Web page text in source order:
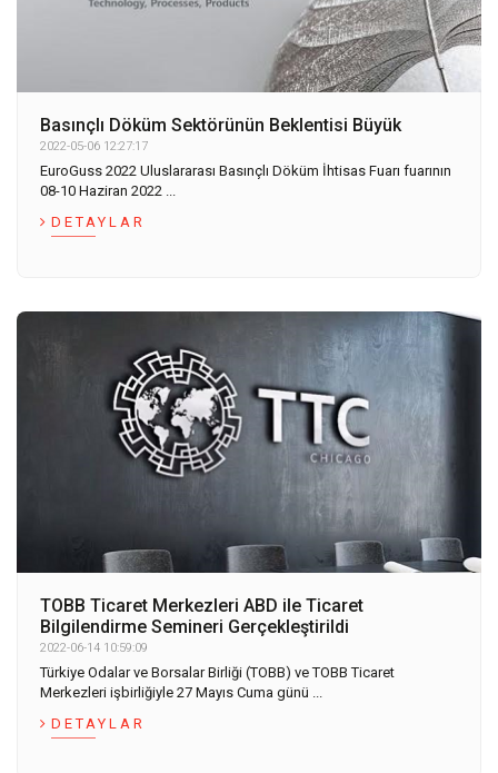
Basınçlı Döküm Sektörünün Beklentisi Büyük
2022-05-06 12:27:17
EuroGuss 2022 Uluslararası Basınçlı Döküm İhtisas Fuarı fuarının
08-10 Haziran 2022 ...
DETAYLAR
TOBB Ticaret Merkezleri ABD ile Ticaret
Bilgilendirme Semineri Gerçekleştirildi
2022-06-14 10:59:09
Türkiye Odalar ve Borsalar Birliği (TOBB) ve TOBB Ticaret
Merkezleri işbirliğiyle 27 Mayıs Cuma günü ...
DETAYLAR